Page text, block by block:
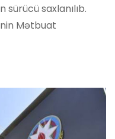
saxlanılıb.
Mətbuat